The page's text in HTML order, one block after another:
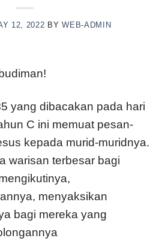
12, 2022 BYWEB-ADMIN
yang dibacakan pada hari
C ini memuat pesan-
kepada murid-muridnya.
warisan terbesar bagi
menyaksikan
bagi mereka yang